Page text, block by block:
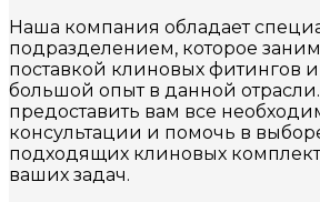
Наша компания обладает
подразделением, которое
поставкой клиновых фитингов
большой опыт в данной
предоставить вам все
консультации и помочь в
подходящих клиновых
ваших задач.